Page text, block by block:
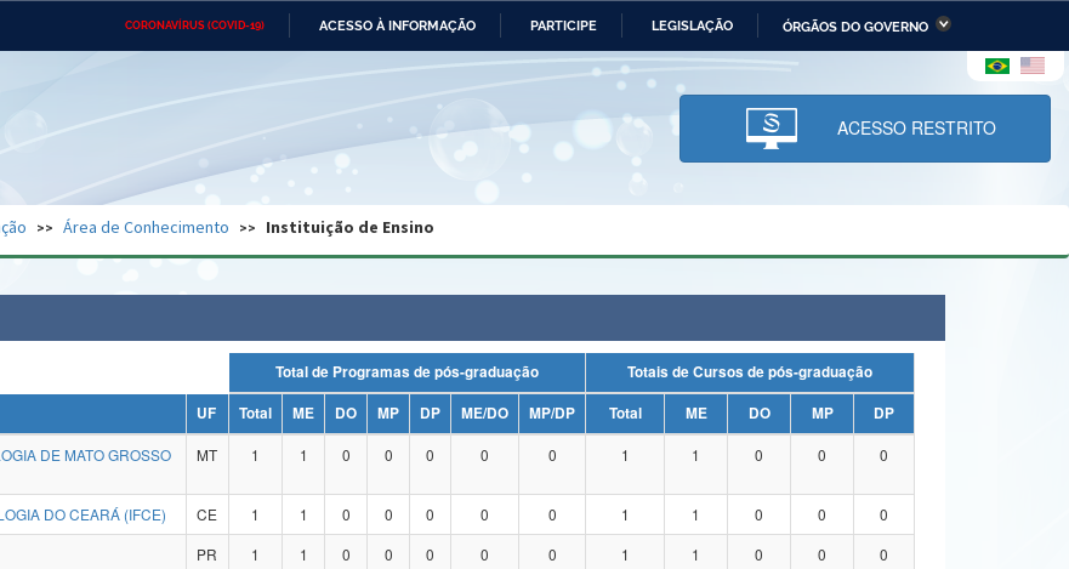
CORONAVÍRUS (COVID-19) ACESSO À INFORMAÇÃO PARTICIPE LEGISLAÇÃO ÓRGÃOS DO GOVERNO
Ministério das Relações Ministério da Economia Ministério da Infraestrutura
Ministério da Ciência,
Tecnologia, Inovações e
Comunicações
Ministério do Desenvolvimento
Regional e dos Direitos Humanos
Advocacia-Geral da União Banco Central do Brasil Planalto
ACESSO RESTRITO
Área de Conhecimento Instituição de Ensino
Total de Programas de pós-graduação
Totais de Cursos de pós-graduação
UF Total ME DO MP DP ME/DO MP/DP Total ME DO MP
DP
DE MATO GROSSO
MT 1 1 0 0 0 0 0 1 1 0 0 0
DO CEARÁ (IFCE) CE 1 1 0 0 0 0 0 1 1 0 0
0
PR 1 1 0 0 0 0 0 1 1 0 0
0